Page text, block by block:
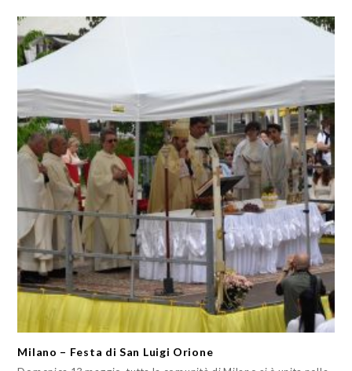
Milano – Festa di San Luigi Orione